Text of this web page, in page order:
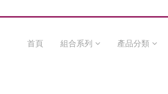
首頁 組合系列 產品分類